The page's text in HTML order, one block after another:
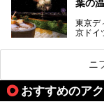
で、年
今回は
ポイン
葉の
東京デ
京ドイ
県で生
がお
とめ
ニ
おすすめのア